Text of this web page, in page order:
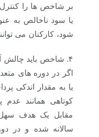
بر شاخص ها را کنترل
یا سود ناخالص به
شود، کارکنان می
۴. شاخص باید چالش
اگر در دوره های
یا به مقدار اندکی
کوتاهی همانند عدم
مقابل یک هدف سهل
سالانه شده و در